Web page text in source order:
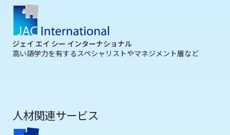
ジェイ エイ シー インターナショナル
高い語学力を有するスペシャリストやマネジメント層など
人材関連サービス